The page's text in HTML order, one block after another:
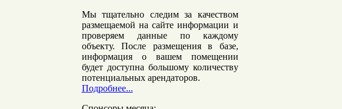
Мы тщательно следимза качеством
размещаемой на сайте информации и
проверяем данные по каждому
объекту. После размещения в базе,
информация о вашем помещении
будет доступна большому количеству
потенциальных арендаторов.
Подробнее...